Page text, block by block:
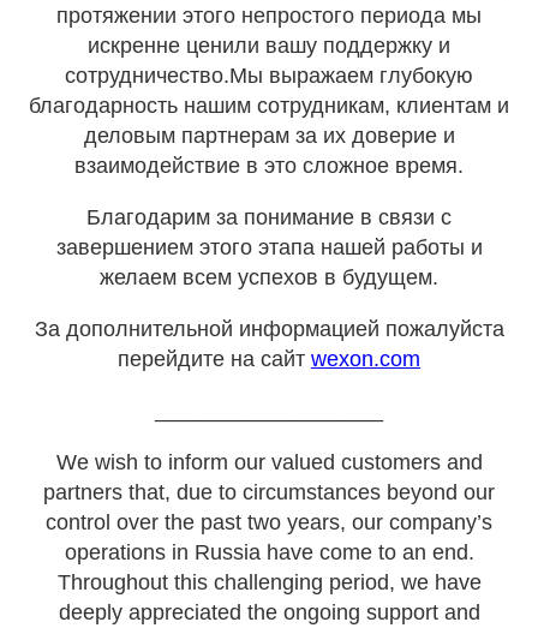
протяжении этого непростого периода мы
искренне ценили вашу поддержку и
сотрудничество.Мы выражаем глубокую
благодарность нашим сотрудникам, клиентам и
деловым партнерам за их доверие и
взаимодействие в это сложное время.
Благодарим за понимание в связи с
завершением этого этапа нашей работы и
желаем всем успехов в будущем.
За дополнительной информацией пожалуйста
перейдите на сайт wexon.com
We wish to inform our valued customers and
partners that, due to circumstances beyond our
control over the past two years, our company’s
operations in Russia have come to an end.
Throughout this challenging period, we have
deeply appreciated the ongoing support and